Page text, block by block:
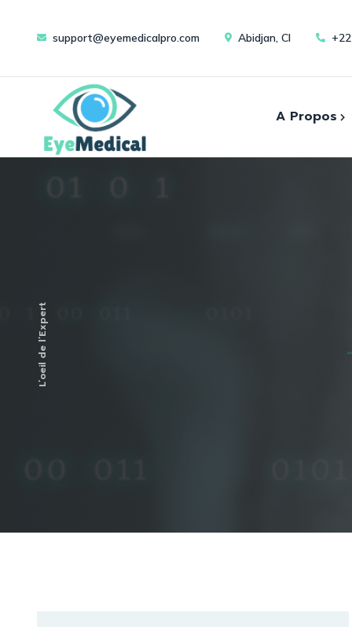
support@eyemedicalpro.com Abidjan, CI
A Propos
L’oeil de l’Expert